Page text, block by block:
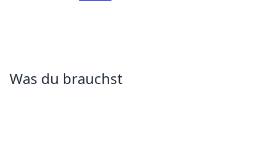
Was du brauchst